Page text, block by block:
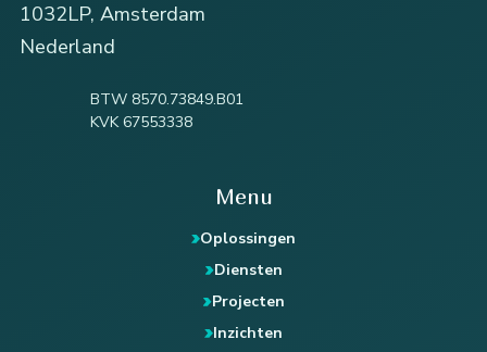
1032LP, Amsterdam
Nederland
BTW 8570.73849.B01
KVK 67553338
Menu
Oplossingen
Diensten
Projecten
Inzichten